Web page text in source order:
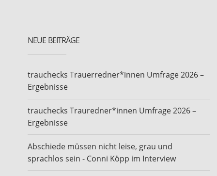
NEUE BEITRÄGE
trauchecks Trauerredner*innen Umfrage 2026 –
Ergebnisse
trauchecks Trauredner*innen Umfrage 2026 –
Ergebnisse
Abschiede müssen nicht leise, grau und
sprachlos sein - Conni Köpp im Interview